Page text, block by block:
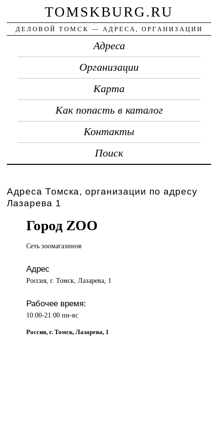
TOMSKBURG.RU
ДЕЛОВОЙ ТОМСК — АДРЕСА, ОРГАНИЗАЦИИ
Адреса
Организации
Карта
Как попасть в каталог
Контакты
Поиск
Адреса Томска, организации по адресу
Лазарева 1
Город ZОО
Сеть зоомагазинов
Адрес
Россия, г. Томск, Лазарева, 1
Рабочее время:
10:00-21:00 пн-вс
Россия, г. Томск, Лазарева, 1